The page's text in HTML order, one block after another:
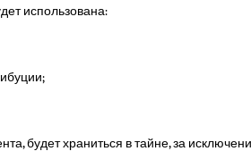
использована:
будет храниться в тайне, за